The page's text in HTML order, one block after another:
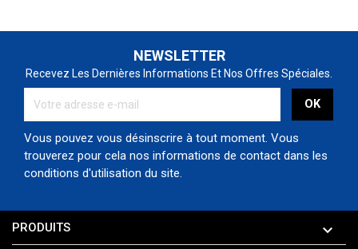
NEWSLETTER
Recevez Les Dernières Informations Et Nos Offres Spéciales.
Vous pouvez vous désinscrire à tout moment. Vous
trouverez pour cela nos informations de contact dans les
conditions d'utilisation du site.
PRODUITS 